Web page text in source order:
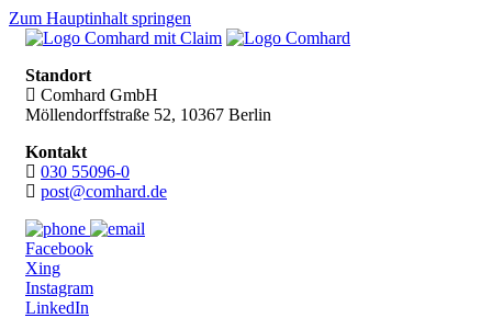
Zum Hauptinhalt springen
Standort
Comhard GmbH
Möllendorffstraße 52, 10367 Berlin
Kontakt
030 55096-0
post@comhard.de
Facebook
Xing
Instagram
LinkedIn